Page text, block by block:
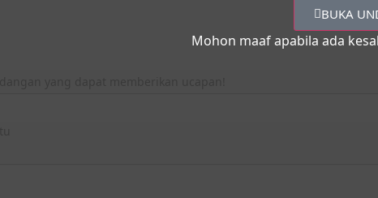
BUKA
Mohon maaf apabila ada